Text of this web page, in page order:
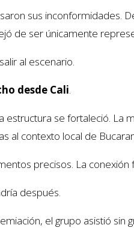
sus inconformidades.
de ser únicamente
al escenario.
desde Cali.
estructura se fortaleció.
al contexto local de
precisos. La conexión
después.
el grupo asistió